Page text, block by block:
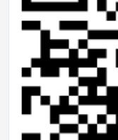
后端代码修改
在controllerr/
将 最开头
以全部替换